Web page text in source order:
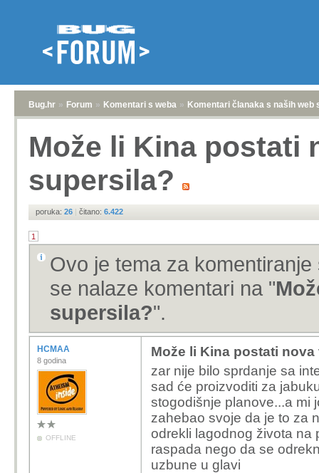
Bug.hr » Forum » Komentari s weba » Komentari članaka s naših web
Može li Kina postati
supersila?
poruka: 26 | čitano: 6.422
1
Ovo je tema za
se nalaze komentari na "
supersila?".
HCMAA
8 godina
OFFLINE
Može li Kina postati
zar nije bilo sprdanje sa
sad će proizvoditi za
stogodišnje planove...a mi
zahebao svoje da je to za
odrekli lagodnog života na
raspada nego da se
uzbune u glavi